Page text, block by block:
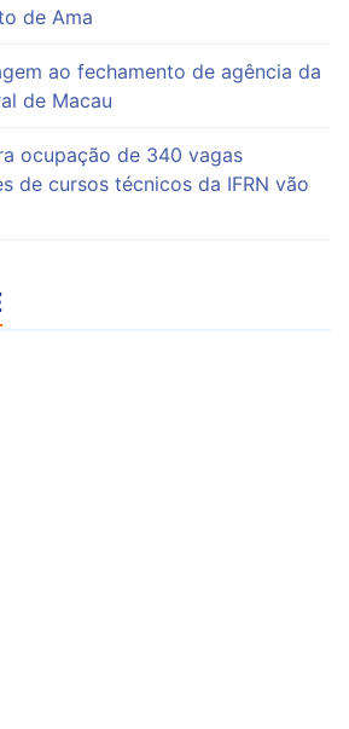
de Ama
ao fechamento de agência da
de Macau
ocupação de 340 vagas
de cursos técnicos da IFRN vão